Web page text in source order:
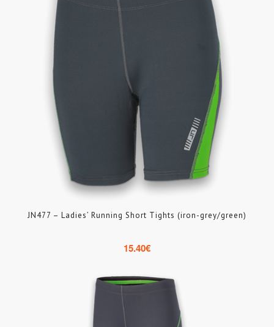
JN477 – Ladies’ Running Short Tights (iron-grey/green)
15.40€